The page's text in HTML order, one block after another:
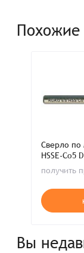
Похожие
Сверло по
HSSE-Co5
получить
Вы